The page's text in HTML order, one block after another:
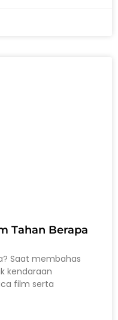
Tahan Berapa
Saat membahas
kendaraan
film serta